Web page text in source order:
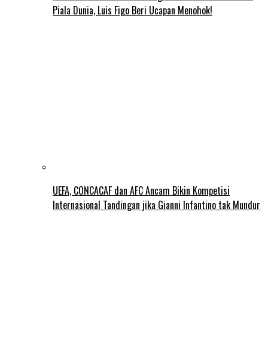
Piala Dunia, Luis Figo Beri Ucapan Menohok!
UEFA, CONCACAF dan AFC Ancam Bikin Kompetisi
Internasional Tandingan jika Gianni Infantino tak Mundur